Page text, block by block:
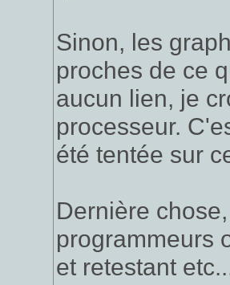
Sinon, les
proches de ce
aucun lien, je
processeur.
été tentée sur
Dernière
programmeurs
et retestant